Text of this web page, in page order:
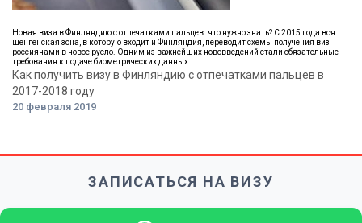
Новая виза в Финляндию с отпечатками пальцев : что нужно знать? С 2015 года вся
шенгенская зона, в которую входит и Финляндия, переводит схемы получения виз
россиянами в новое русло. Одним из важнейших нововведений стали обязательные
требования к подаче биометрических данных.
Как получить визу в Финляндию с отпечатками пальцев в
2017-2018 году
20 февраля 2019
ЗАПИСАТЬСЯ НА ВИЗУ